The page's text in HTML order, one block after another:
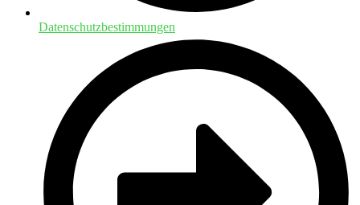
Datenschutzbestimmungen